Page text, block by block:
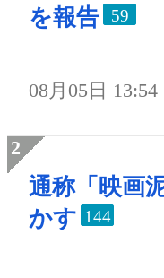
を報告
59
08月05日 13:54
通称「映画
かす 144